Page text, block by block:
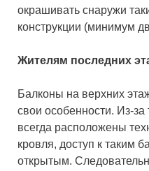
окрашивать снаружи
конструкции (минимум
Жителям последних
Балконы на верхних
свои особенности. Из-за
всегда расположены
кровля, доступ к таким
открытым.